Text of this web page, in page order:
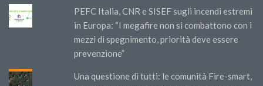
PEFC Italia, CNR e SISEF sugli incendi estremi
in Europa: “I megafire non si combattono con i
mezzi di spegnimento, priorità deve essere
prevenzione”
Una questione di tutti: le comunità Fire-smart,